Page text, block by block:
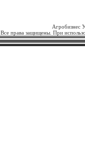
Агробизнес
Все права защищены. При